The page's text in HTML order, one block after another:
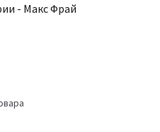
- Макс Фрай